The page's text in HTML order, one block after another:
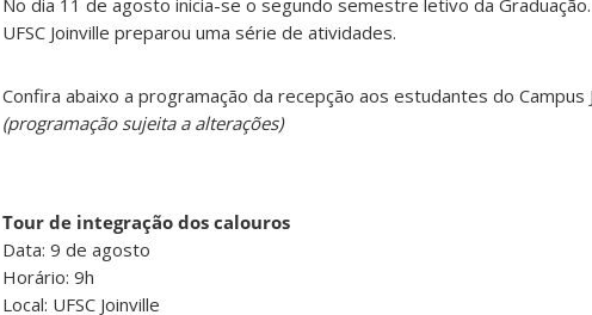
No dia 11 de agosto inicia-se o segundo semestre letivo da
UFSC Joinville preparou uma série de atividades.
Confira abaixo a programação da recepção aos estudantes do Campus
(programação sujeita a alterações)
Tour de integração dos calouros
Data: 9 de agosto
Horário: 9h
Local: UFSC Joinville